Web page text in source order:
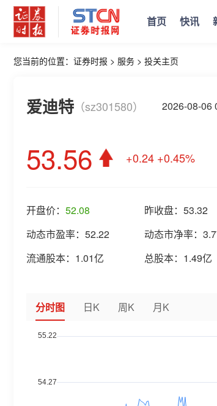
首页 快讯
您当前的位置： 证券时报 > 服务 > 投关主页
爱迪特 （sz301580） 2026-08-06
53.56 +0.24 +0.45%
开盘价： 52.08 昨收盘： 53.32
动态市盈率： 52.22 动态市净率：
流通股本： 1.01亿 总股本： 1.49亿
分时图 日K 周K 月K